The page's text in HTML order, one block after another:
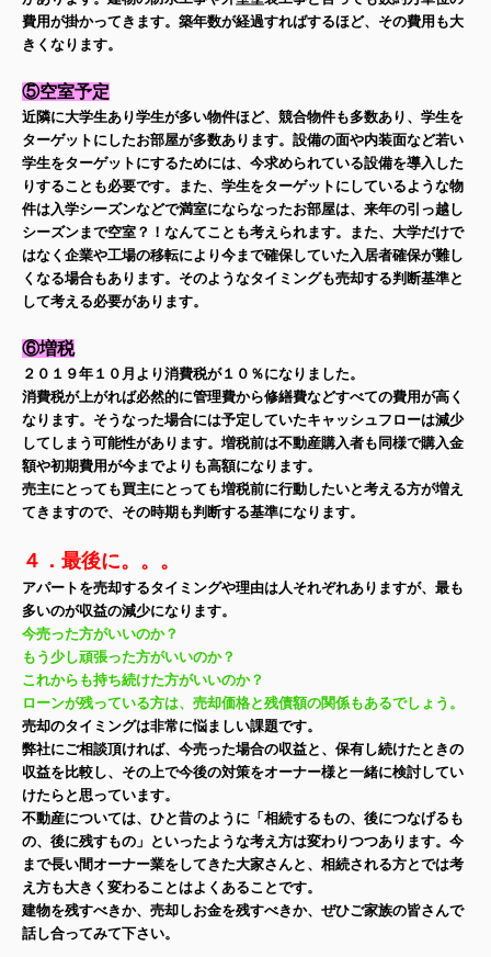
費用が掛かってきます。築年数が経過すればするほど、その費用も大
きくなります。
⑤空室予定
近隣に大学生あり学生が多い物件ほど、競合物件も多数あり、学生を
ターゲットにしたお部屋が多数あります。設備の面や内装面など若い
学生をターゲットにするためには、今求められている設備を導入した
りすることも必要です。また、学生をターゲットにしているような物
件は入学シーズンなどで満室にならなったお部屋は、来年の引っ越し
シーズンまで空室？！なんてことも考えられます。また、大学だけで
はなく企業や工場の移転により今まで確保していた入居者確保が難し
くなる場合もあります。そのようなタイミングも売却する判断基準と
して考える必要があります。
⑥増税
２０１９年１０月より消費税が１０％になりました。
消費税が上がれば必然的に管理費から修繕費などすべての費用が高く
なります。そうなった場合には予定していたキャッシュフローは減少
してしまう可能性があります。増税前は不動産購入者も同様で購入金
額や初期費用が今までよりも高額になります。
売主にとっても買主にとっても増税前に行動したいと考える方が増え
てきますので、その時期も判断する基準になります。
４．最後に。。。
アパートを売却するタイミングや理由は人それぞれありますが、最も
多いのが収益の減少になります。
今売った方がいいのか？
もう少し頑張った方がいいのか？
これからも持ち続けた方がいいのか？
ローンが残っている方は、売却価格と残債額の関係もあるでしょう。
売却のタイミングは非常に悩ましい課題です。
弊社にご相談頂ければ、今売った場合の収益と、保有し続けたときの
収益を比較し、その上で今後の対策をオーナー様と一緒に検討してい
けたらと思っています。
不動産については、ひと昔のように「相続するもの、後につなげるも
の、後に残すもの」といったような考え方は変わりつつあります。今
まで長い間オーナー業をしてきた大家さんと、相続される方とでは考
え方も大きく変わることはよくあることです。
建物を残すべきか、売却しお金を残すべきか、ぜひご家族の皆さんで
話し合ってみて下さい。